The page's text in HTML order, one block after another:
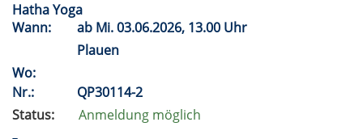
Hatha Yoga
Wann:
ab Mi.03.06.2026, 13.00 Uhr
Plauen
Wo:
Nr.:
QP30114-2
Status:
Anmeldung möglich